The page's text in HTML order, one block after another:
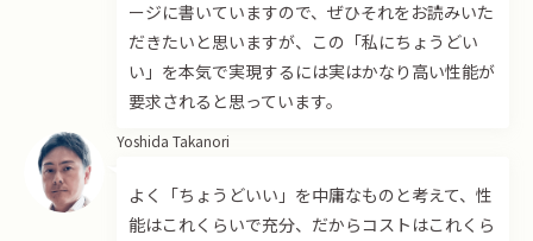
ージに書いていますので、ぜひそれをお読みいた
だきたいと思いますが、この「私にちょうどい
い」を本気で実現するには実はかなり高い性能が
要求されると思っています。
Yoshida Takanori
よく「ちょうどいい」を中庸なものと考えて、性
能はこれくらいで充分、だからコストはこれくら